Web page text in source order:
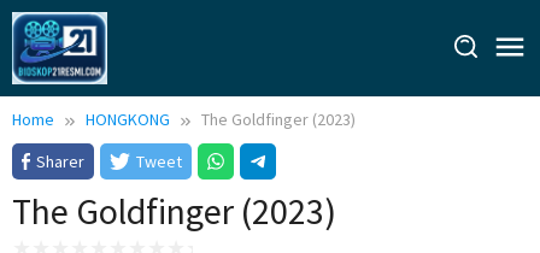
Skip
content
Home HONGKONG
The Goldfinger (2023)
Sharer
Tweet
The Goldfinger (2023)